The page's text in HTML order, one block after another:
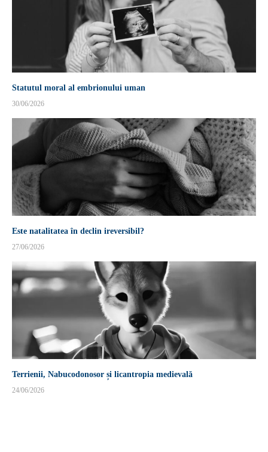
Statutul moral al embrionului uman
30/06/2026
Este natalitatea în declin ireversibil?
27/06/2026
Terrienii, Nabucodonosor și licantropia medievală
24/06/2026